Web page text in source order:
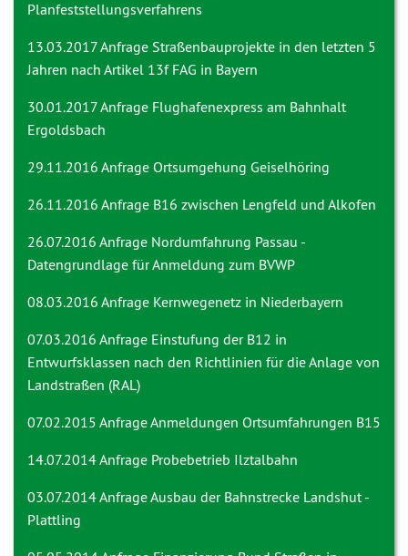
Planfeststellungsverfahrens
13.03.2017 Anfrage Straßenbauprojekte in den letzten 5
Jahren nach Artikel 13f FAG in Bayern
30.01.2017 Anfrage Flughafenexpress am Bahnhalt
Ergoldsbach
29.11.2016 Anfrage Ortsumgehung Geiselhöring
26.11.2016 Anfrage B16 zwischen Lengfeld und Alkofen
26.07.2016 Anfrage Nordumfahrung Passau -
Datengrundlage für Anmeldung zum BVWP
08.03.2016 Anfrage Kernwegenetz in Niederbayern
07.03.2016 Anfrage Einstufung der B12 in
Entwurfsklassen nach den Richtlinien für die Anlage von
Landstraßen (RAL)
07.02.2015 AnfrageAnmeldungen Ortsumfahrungen B15
14.07.2014 Anfrage Probebetrieb Ilztalbahn
03.07.2014 AnfrageAusbau der Bahnstrecke Landshut -
Plattling